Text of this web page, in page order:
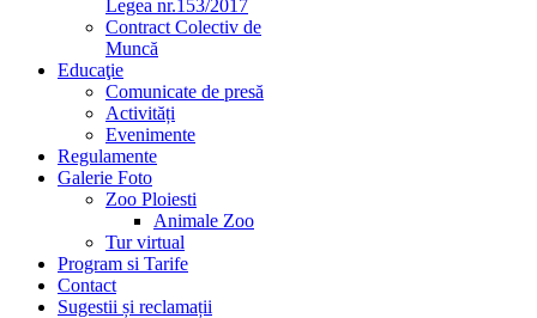
Legea nr.153/2017
Contract Colectiv de
Muncă
Educaţie
Comunicate de presă
Activități
Evenimente
Regulamente
Galerie Foto
Zoo Ploiesti
Animale Zoo
Tur virtual
Program si Tarife
Contact
Sugestii și reclamații